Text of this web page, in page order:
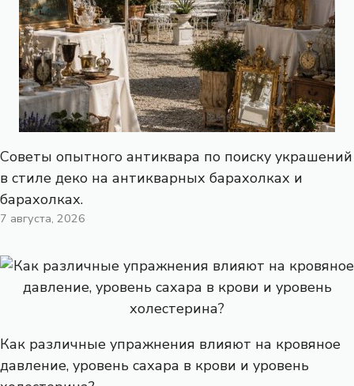
Советы опытного антиквара по поиску украшений
в стиле деко на антикварных барахолках и
барахолках.
7 августа, 2026
Как различные упражнения влияют на кровяное
давление, уровень сахара в крови и уровень